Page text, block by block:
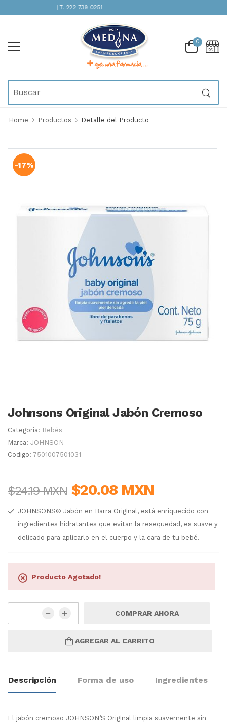
INMEDIATA | T. 222 739 0251
0
Home Productos Detalle del Producto
-17%
Johnsons Original Jabón Cremoso
Categoria: Bebés
Marca: JOHNSON
Codigo: 7501007501031
$24.19 MXN $20.08 MXN
JOHNSONS® Jabón en Barra Original, está enriquecido con
ingredientes hidratantes que evitan la resequedad, es suave y
delicado para aplicarlo en el cuerpo y la cara de tu bebé.
Producto Agotado!
COMPRAR AHORA
AGREGAR AL CARRITO
Descripción Forma de uso Ingredientes
El jabón cremoso JOHNSON’S Original limpia suavemente sin